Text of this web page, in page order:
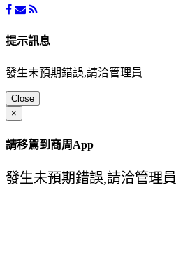
提示訊息
發生未預期錯誤,請洽管理員
Close
×
請移駕到商周App
發生未預期錯誤,請洽管理員